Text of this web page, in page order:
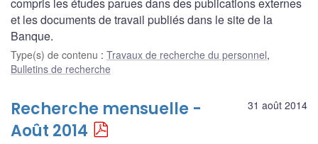
et les documents de travail publiés dans le site de la
Banque.
Type(s) de contenu : Travaux de recherche du personnel,
Bulletins de recherche
31 août 2014
Recherche mensuelle -
Août 2014